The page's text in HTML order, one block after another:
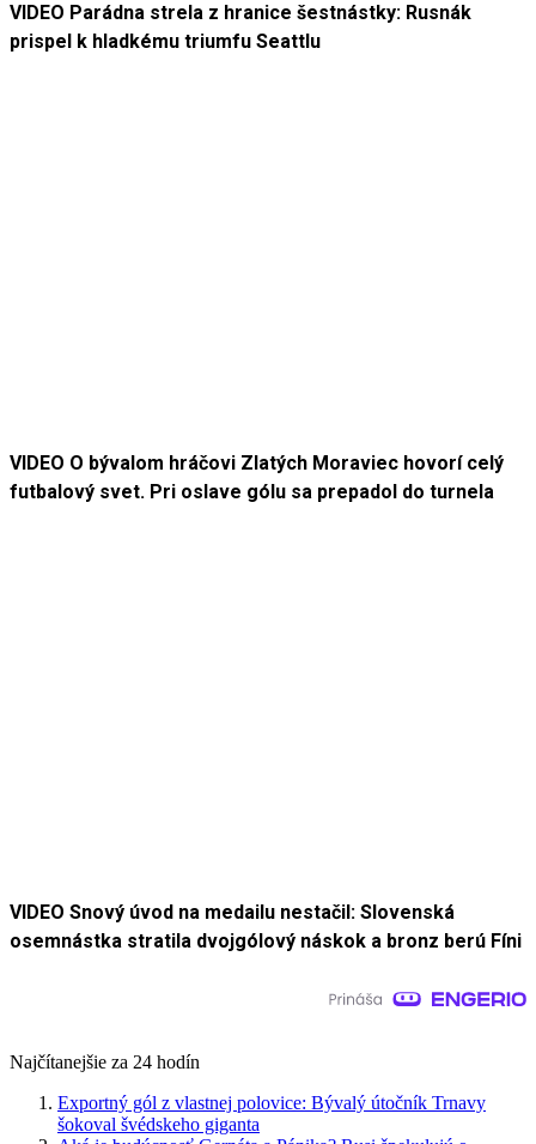
VIDEO Parádna strela z hranice šestnástky: Rusnák
prispel k hladkému triumfu Seattlu
VIDEO O bývalom hráčovi Zlatých Moraviec hovorí celý
futbalový svet. Pri oslave gólu sa prepadol do turnela
VIDEO Snový úvod na medailu nestačil: Slovenská
osemnástka stratila dvojgólový náskok a bronz berú Fíni
Najčítanejšie za 24 hodín
Exportný gól z vlastnej polovice: Bývalý útočník Trnavy
šokoval švédskeho giganta